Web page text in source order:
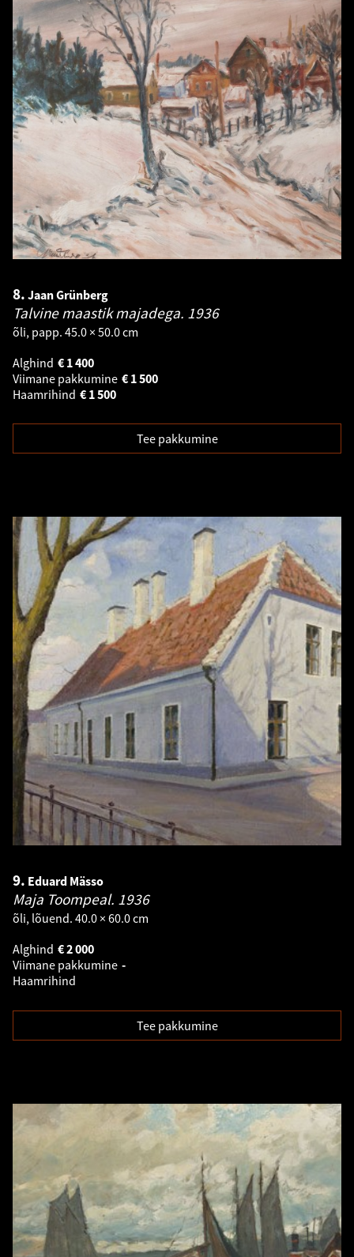
8. Jaan Grünberg
Talvine maastik majadega. 1936
õli, papp. 45.0 × 50.0 cm
Alghind
1 400
€
Viimane pakkumine
1 500
€
Haamrihind
1 500
€
Tee pakkumine
9. Eduard Mässo
Maja Toompeal. 1936
õli, lõuend. 40.0 × 60.0 cm
Alghind
2 000
€
Viimane pakkumine -
Haamrihind
Tee pakkumine